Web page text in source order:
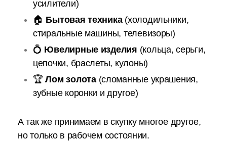
усилители)
🏠 Бытовая техника(холодильники,
стиральные машины, телевизоры)
💍 Ювелирные изделия (кольца, серьги,
цепочки, браслеты, кулоны)
🏆Лом золота(сломанные украшения,
зубные коронки и другое)
А так же принимаем в скупку многое другое,
но только в рабочем состоянии.